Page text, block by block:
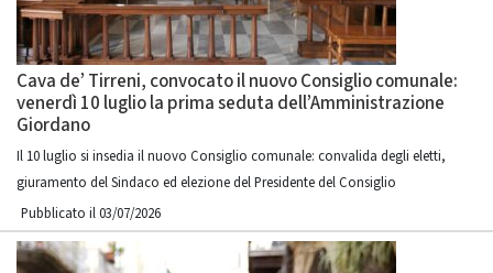
Cava de’ Tirreni, convocato il nuovo Consiglio comunale:
venerdì 10 luglio la prima seduta dell’Amministrazione
Giordano
Il 10 luglio si insedia il nuovo Consiglio comunale: convalida degli eletti,
giuramento del Sindaco ed elezione del Presidente del Consiglio
Pubblicato il 03/07/2026